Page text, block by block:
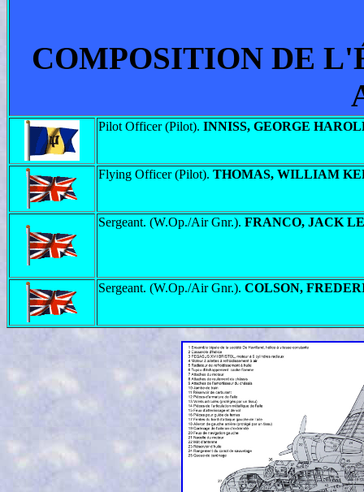
COMPOSITION DE
Pilot Officer (Pilot). INNISS, GEORGE
Flying Officer (Pilot). THOMAS, WILLIAM
Sergeant. (W.Op./Air Gnr.). FRANCO, JACK
Sergeant. (W.Op./Air Gnr.). COLSON,